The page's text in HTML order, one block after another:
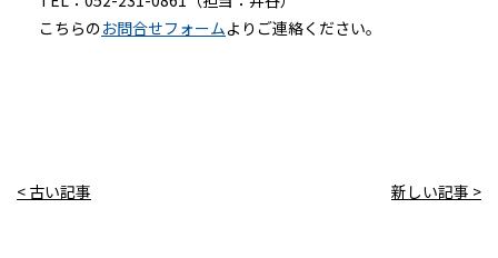
こちらのお問合せフォームよりご連絡ください。
< 古い記事 新しい記事 >